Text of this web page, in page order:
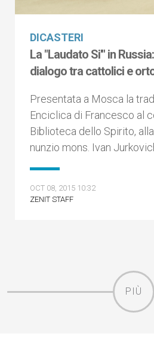
DICASTERI
La "Laudato Si'" in
dialogo tra cattolici e
Presentata a Mosca la
Enciclica di Francesco al
Biblioteca dello Spirito,
nunzio mons. Ivan
OCT 08, 2015 10:32
ZENIT STAFF
PIÙ